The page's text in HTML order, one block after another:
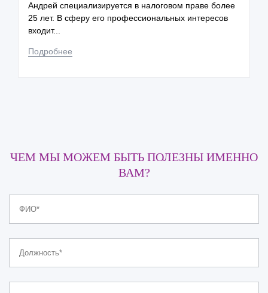
Андрей специализируется в налоговом праве более
25 лет. В сферу его профессиональных интересов
входит...
Подробнее
ЧЕМ МЫ МОЖЕМ БЫТЬ ПОЛЕЗНЫ ИМЕННО
ВАМ?